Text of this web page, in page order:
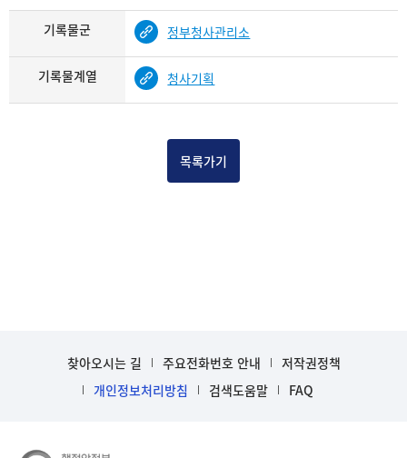
기록물군 정부청사관리소
기록물계열 청사기획
목록가기
찾아오시는 길 주요전화번호 안내
저작권정책
개인정보처리방침
검색도움말 FAQ